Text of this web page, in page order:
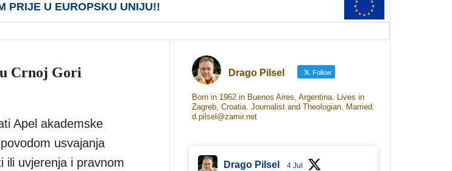
PRIJE U EUROPSKU UNIJU!!
Crnoj Gori
Apel akademske
usvajanja
ili uvjerenja i pravnom
Drago Pilsel Follow
Born in 1962 in Buenos Aires, Argentina. Lives in
Zagreb, Croatia. Journalist and Theologian. Married.
d.pilsel@zamir.net
Drago Pilsel 4 Jul